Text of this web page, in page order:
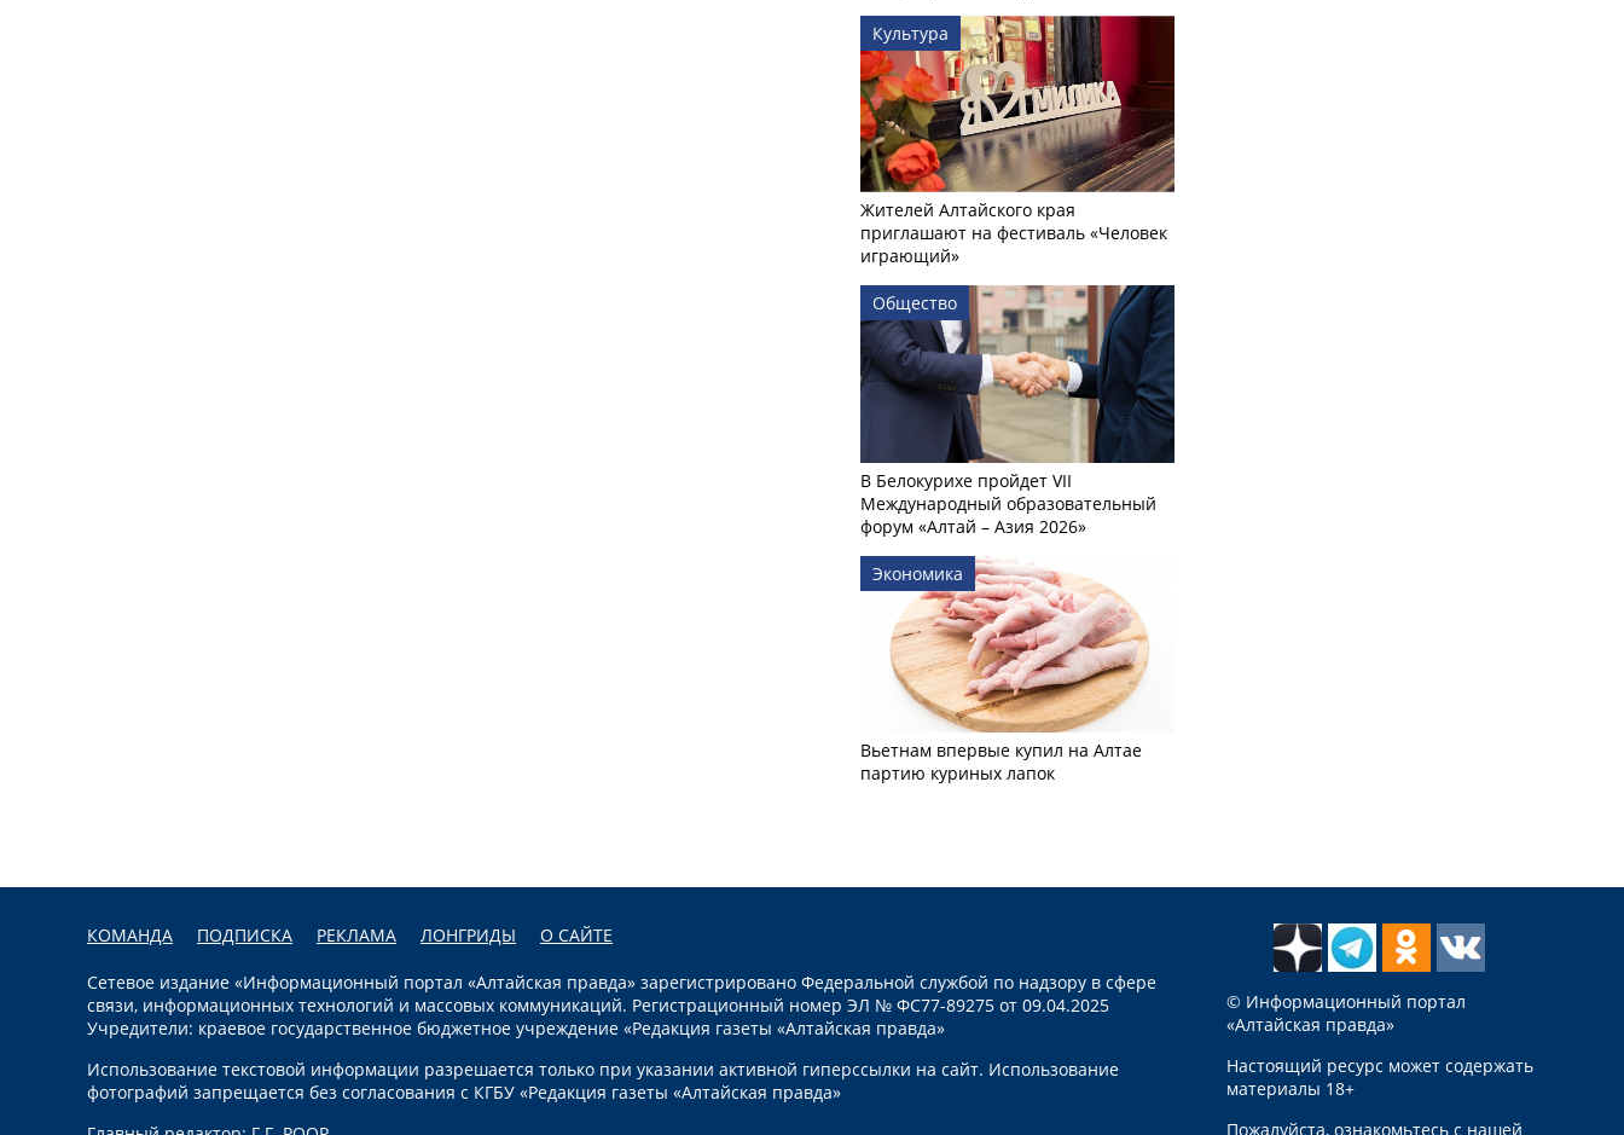
Культура
Жителей Алтайского края
приглашают на фестиваль «Человек
играющий»
Общество
В Белокурихе пройдет VII
Международный образовательный
форум «Алтай – Азия 2026»
Экономика
Вьетнам впервые купил на Алтае
партию куриных лапок
КОМАНДА ПОДПИСКА РЕКЛАМА ЛОНГРИДЫ О САЙТЕ
Сетевое издание «Информационный портал «Алтайская правда» зарегистрировано Федеральной службой по надзору в сфере
связи, информационных технологий и массовых коммуникаций. Регистрационный номер ЭЛ № ФС77-89275 от 09.04.2025
Учредители: краевое государственное бюджетное учреждение «Редакция газеты «Алтайская правда»
Использование текстовой информации разрешается только при указании активной гиперссылки на сайт. Использование
фотографий запрещается без согласования с КГБУ «Редакция газеты «Алтайская правда»
© Информационный портал
«Алтайская правда»
Настоящий ресурс может содержать
материалы 18+
Пожалуйста, ознакомьтесь с нашей